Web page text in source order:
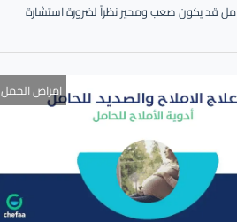
قد يكون صعب ومحير نظراً لضرورة استشارة
امراض الحمل